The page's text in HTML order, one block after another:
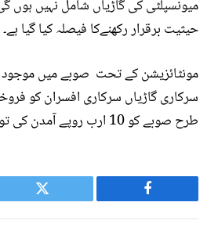
میونسپلٹی کی گاڑیاں شامل نہیں ہوں
حیثیت برقرار رکھنےکا فیصلہ کیا گیا ہے۔
سرکاری گاڑیاں سرکاری افسران کو
طرح صوبے کو 10 ارب روپے آمدن کی توقع ہے۔
Facebook
Twitter